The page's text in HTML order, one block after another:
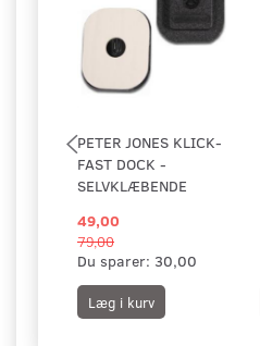
PETER JONES KLICK-
FAST DOCK -
SELVKLÆBENDE
49,00
79,00
Du sparer: 30,00
Læg i kurv